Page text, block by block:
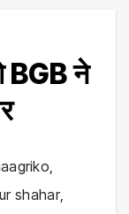
BGB ने
,
shahar,